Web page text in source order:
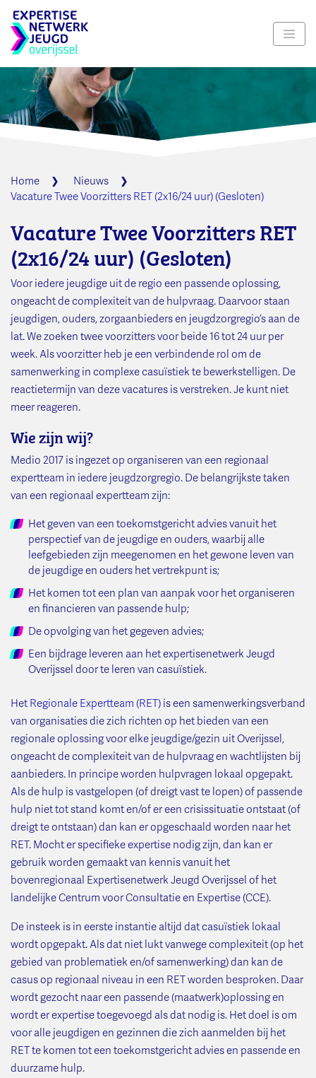
Home
Nieuws
Vacature Twee Voorzitters RET (2x16/24 uur) (Gesloten)
Vacature Twee Voorzitters RET
(2x16/24 uur) (Gesloten)
Voor iedere jeugdige uit de regio een passende oplossing,
ongeacht de complexiteit van de hulpvraag. Daarvoor staan
jeugdigen, ouders, zorgaanbieders en jeugdzorgregio’s aan de
lat. We zoeken twee voorzitters voor beide 16 tot 24 uur per
week. Als voorzitter heb je een verbindende rol om de
samenwerking in complexe casuïstiek te bewerkstelligen. De
reactietermijn van deze vacatures is verstreken. Je kunt niet
meer reageren.
Wie zijn wij?
Medio 2017 is ingezet op organiseren van een regionaal
expertteam in iedere jeugdzorgregio. De belangrijkste taken
van een regionaal expertteam zijn:
Het geven van een toekomstgericht advies vanuit het
perspectief van de jeugdige en ouders, waarbij alle
leefgebieden zijn meegenomen en het gewone leven van
de jeugdige en ouders het vertrekpunt is;
Het komen tot een plan van aanpak voor het organiseren
en financieren van passende hulp;
De opvolging van het gegeven advies;
Een bijdrage leveren aan het expertisenetwerk Jeugd
Overijssel door te leren van casuïstiek.
HetRegionale Expertteam (RET) is een samenwerkingsverband
van organisaties die zich richten op het bieden van een
regionale oplossing voor elke jeugdige/gezin uit Overijssel,
ongeacht de complexiteit van de hulpvraag en wachtlijsten bij
aanbieders. In principe worden hulpvragen lokaal opgepakt.
Als de hulp is vastgelopen (of dreigt vast te lopen) of passende
hulp niet tot stand komt en/of er een crisissituatie ontstaat (of
dreigt te ontstaan) dan kan er opgeschaald worden naar het
RET. Mocht er specifieke expertise nodig zijn, dan kan er
gebruik worden gemaakt van kennis vanuit het
bovenregionaal Expertisenetwerk Jeugd Overijssel of het
landelijke Centrum voor Consultatie en Expertise (CCE).
De insteek is in eerste instantie altijd dat casuïstiek lokaal
wordt opgepakt. Als dat niet lukt vanwege complexiteit (op het
gebied van problematiek en/of samenwerking) dan kan de
casus op regionaal niveau in een RET worden besproken. Daar
wordt gezocht naar een passende (maatwerk)oplossing en
wordt er expertise toegevoegd als dat nodig is. Het doel is om
voor alle jeugdigen en gezinnen die zich aanmelden bij het
RET te komen tot een toekomstgericht advies en passende en
duurzame hulp.